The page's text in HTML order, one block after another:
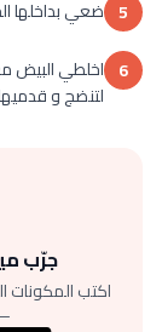
5 ضعي بداخلها
6 اخلطي البيض
لتنضج و
جرّب
اكتب